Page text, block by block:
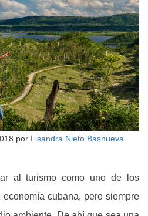
por Lisandra Nieto Basnueva
al turismo como uno de los
cubana, pero siempre